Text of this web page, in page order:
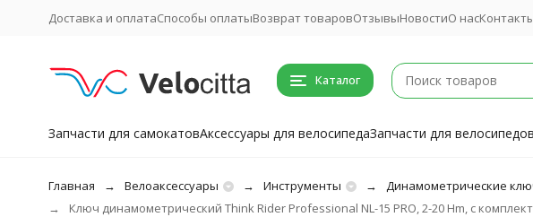
Доставка и оплатаСпособы оплатыВозврат товаровОтзывыНовостиО нас
Каталог
Запчасти для самокатовАксессуары для велосипедаЗапчасти для велосипедов
Главная Велоаксессуары Инструменты
Динамометрические
Ключ динамометрический Think Rider Professional NL-15 PRO, 2-20 Hm, с